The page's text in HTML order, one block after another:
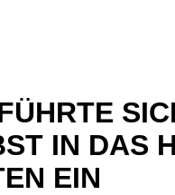
IN DAS
EIN